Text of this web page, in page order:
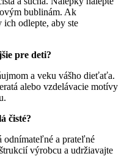
bublinám. Ak
odlepte, aby ste
pre deti?
a veku vášho dieťaťa.
alebo vzdelávacie motívy
čisté?
odnímateľné a prateľné
výrobcu a udržiavajte